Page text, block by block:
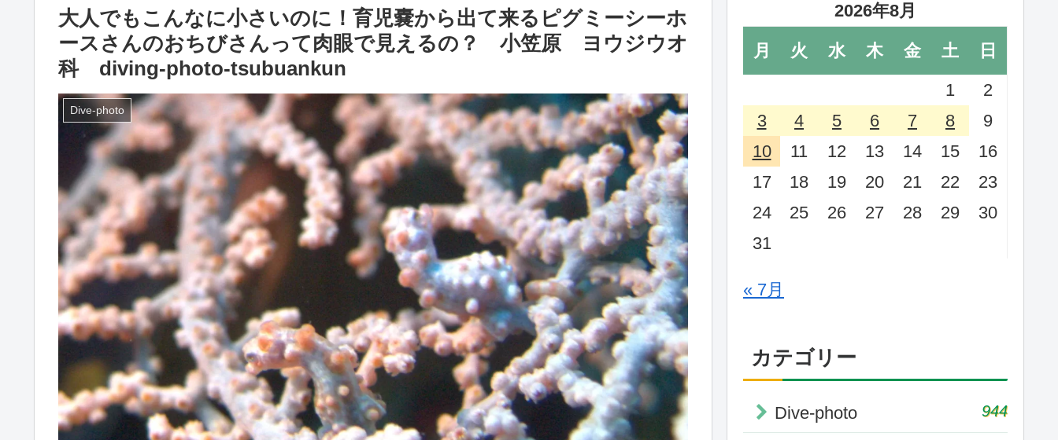
大人でもこんなに小さいのに！育児嚢から出て来るピグミーシーホ
ースさんのおちびさんって肉眼で見えるの？ 小笠原 ヨウジウオ
科 diving-photo‐tsubuankun
Dive-photo
2026年8月
月 火 水 木 金 土
日
1
2
3
4 5 6 7 8
9
10
11 12 13 14 15
16
17
18 19 20 21 22
23
24
25 26 27 28 29
30
31
« 7月
カテゴリー
Dive-photo 944